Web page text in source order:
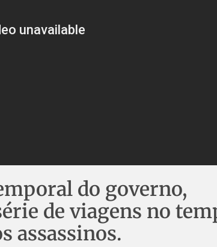
do governo,
de viagens no
assassinos.